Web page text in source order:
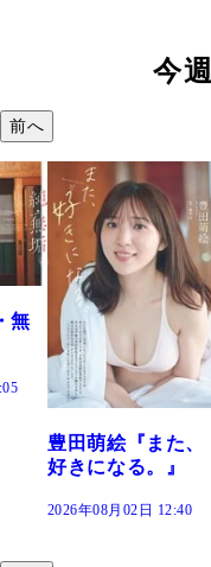
今
前へ
斎藤恭代
『BOUND』
2026年08月02日 12:35